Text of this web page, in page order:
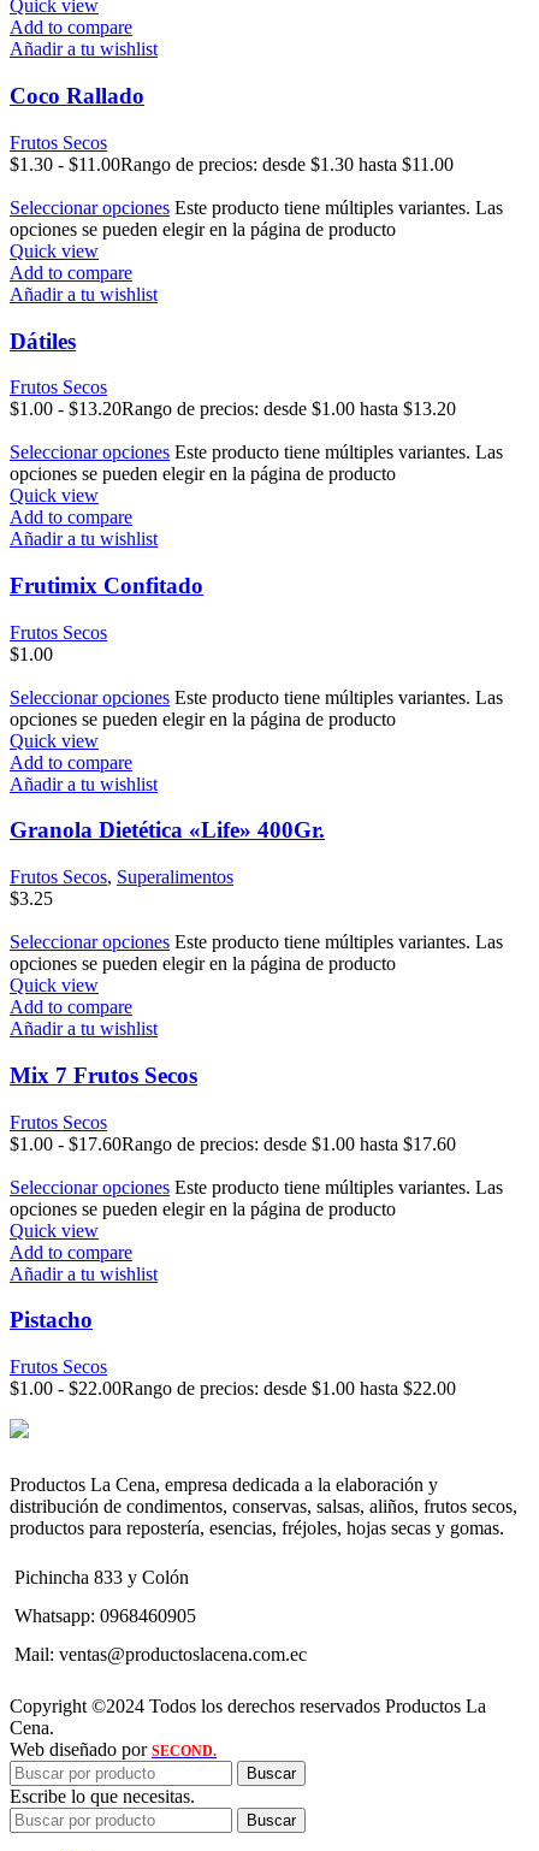
Quick view
Add to compare
Añadir a tu wishlist
Coco Rallado
Frutos Secos
$1.30 - $11.00Rango de precios: desde $1.30 hasta $11.00
Seleccionar opciones Este producto tiene múltiples variantes. Las
opciones se pueden elegir en la página de producto
Quick view
Add to compare
Añadir a tu wishlist
Dátiles
Frutos Secos
$1.00 - $13.20Rango de precios: desde $1.00 hasta $13.20
Seleccionar opciones Este producto tiene múltiples variantes. Las
opciones se pueden elegir en la página de producto
Quick view
Add to compare
Añadir a tu wishlist
Frutimix Confitado
Frutos Secos
$1.00
Seleccionar opciones Este producto tiene múltiples variantes. Las
opciones se pueden elegir en la página de producto
Quick view
Add to compare
Añadir a tu wishlist
Granola Dietética «Life» 400Gr.
Frutos Secos, Superalimentos
$3.25
Seleccionar opciones Este producto tiene múltiples variantes. Las
opciones se pueden elegir en la página de producto
Quick view
Add to compare
Añadir a tu wishlist
Mix 7 Frutos Secos
Frutos Secos
$1.00 - $17.60Rango de precios: desde $1.00 hasta $17.60
Seleccionar opciones Este producto tiene múltiples variantes. Las
opciones se pueden elegir en la página de producto
Quick view
Add to compare
Añadir a tu wishlist
Pistacho
Frutos Secos
$1.00 - $22.00Rango de precios: desde $1.00 hasta $22.00
Productos La Cena, empresa dedicada a la elaboración y
distribución de condimentos, conservas, salsas, aliños, frutos secos,
productos para repostería, esencias, fréjoles, hojas secas y gomas.
Pichincha 833 y Colón
Whatsapp: 0968460905
Mail: ventas@productoslacena.com.ec
Copyright ©2024 Todos los derechos reservados Productos La
Cena.
Web diseñado por SECOND.
Buscar
Escribe lo que necesitas.
Buscar